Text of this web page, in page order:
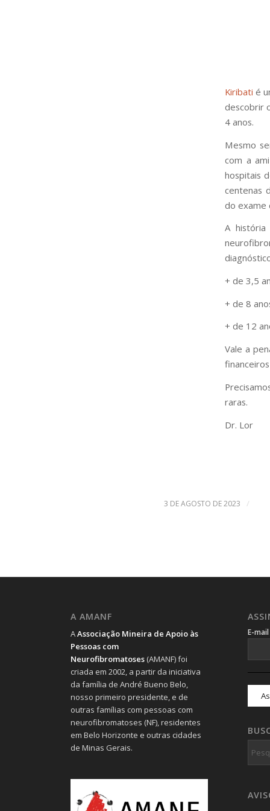
Kiribati é
descobrir
4 anos.
Mesmo
com a
hospitais
centenas
do exame
A
+ de 3,5
+ de 8
+ de 12
Vale a
raras.
Dr. Lor
3 DE AGOSTO DE 2023 /
A AMANF
AAssociação Mineira de Apoio às
Pessoas com
Neurofibromatoses (AMANF) foi
criada em 2002, a partir da iniciativa
da família de André Bueno Belo,
nosso primeiro presidente, e de
outras famílias com pessoas com
neurofibromatoses (NF), residentes
em Belo Horizonte e outras cidades
de Minas Gerais.
E-